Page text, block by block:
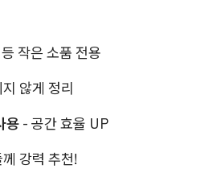
등 작은 소품 전용
않게 정리
용 - 공간 효율 UP
강력 추천!